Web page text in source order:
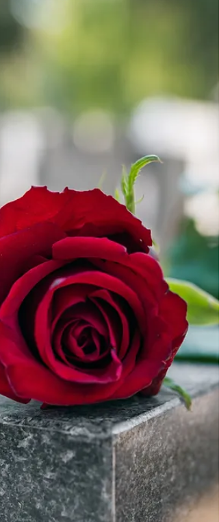
ビスを提供出来るように致します♪」